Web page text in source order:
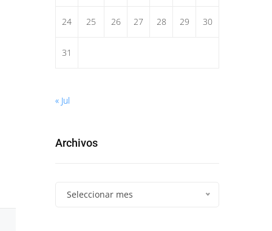
24 25 26 27 28 29 30
31
« Jul
Archivos
Seleccionar mes